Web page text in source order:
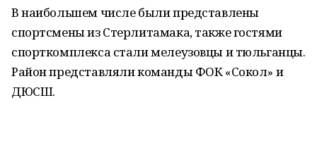
В наибольшем числе были представлены
спортсмены из Стерлитамака, также гостями
спорткомплекса стали мелеузовцы и тюльганцы.
Район представляли команды ФОК «Сокол» и
ДЮСШ.